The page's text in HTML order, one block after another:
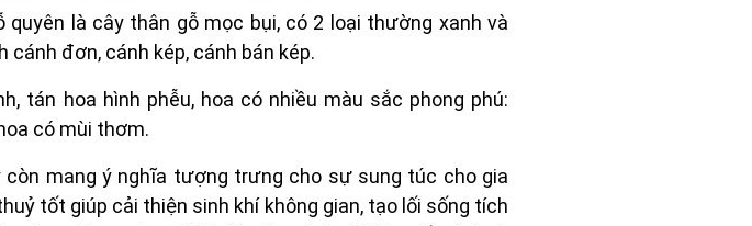
là cây thân gỗ mọc bụi, có 2 loại thường xanh và
cánh đơn, cánh kép, cánh bán kép.
tán hoa hình phễu, hoa có nhiều màu sắc phong phú:
có mùi thơm.
mang ý nghĩa tượng trưng cho sự sung túc cho gia
tốt giúp cải thiện sinh khí không gian, tạo lối sống tích